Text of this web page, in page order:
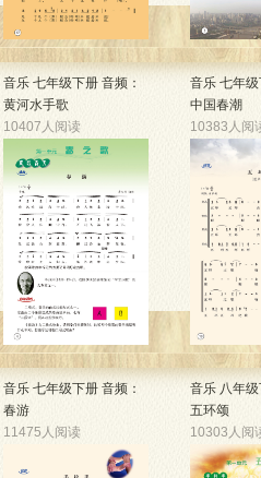
音乐 七年级下册 音频：
黄河水手歌
10407人阅读
音乐 七年
中国春潮
10383人阅
音乐 七年级下册 音频：
春游
11475人阅读
音乐 八年
五环颂
10303人阅